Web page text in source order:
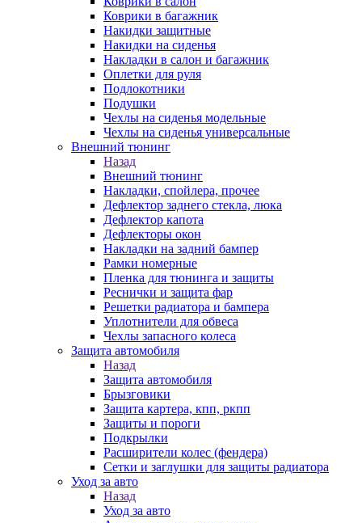
Коврики в багажник
Накидки защитные
Накидки на сиденья
Накладки в салон и багажник
Оплетки для руля
Подлокотники
Подушки
Чехлы на сиденья модельные
Чехлы на сиденья универсальные
Внешний тюнинг
Назад
Внешний тюнинг
Накладки, спойлера, прочее
Дефлектор заднего стекла, люка
Дефлектор капота
Дефлекторы окон
Накладки на задний бампер
Рамки номерные
Пленка для тюнинга и защиты
Реснички и защита фар
Решетки радиатора и бампера
Уплотнители для обвеса
Чехлы запасного колеса
Защита автомобиля
Назад
Защита автомобиля
Брызговики
Защита картера, кпп, ркпп
Защиты и пороги
Подкрылки
Расширители колес (фендера)
Сетки и заглушки для защиты радиатора
Уход за авто
Назад
Уход за авто